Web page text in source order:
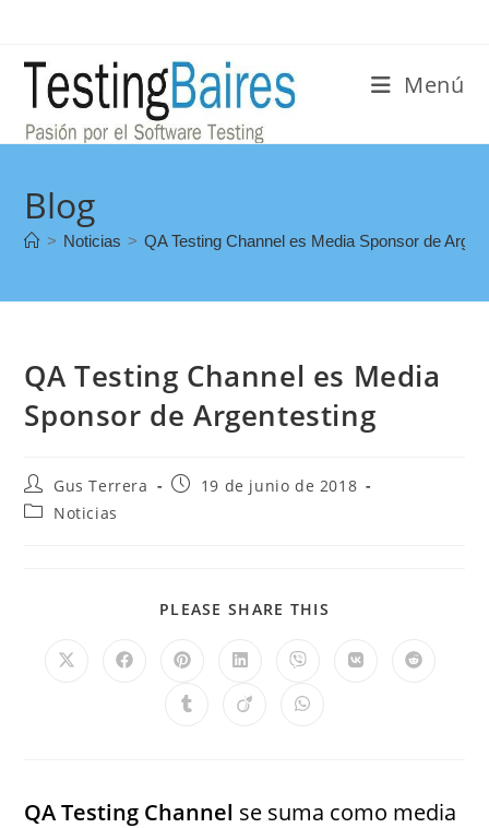
Menú
Blog
> Noticias > QA Testing Channel es Media Sponsor de
QA Testing Channel es Media
Sponsor de Argentesting
Gus Terrera
19 de junio de 2018
Noticias
PLEASE SHARE THIS
QA Testing Channel se suma como media